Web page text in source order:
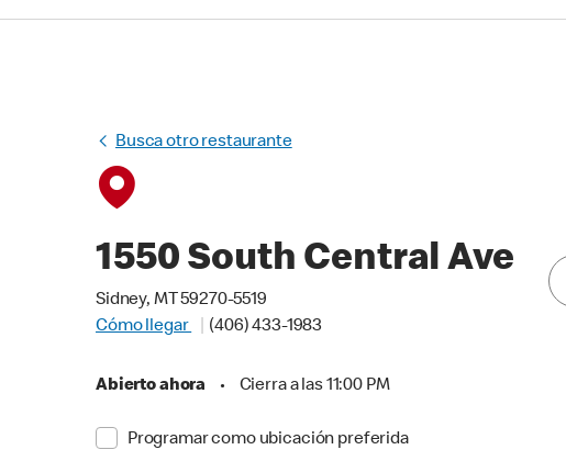
Busca otro restaurante
1550 South Central Ave
Sidney, MT 59270-5519
Cómo llegar
(406) 433-1983
Abierto ahora • Cierra a las 11:00 PM
Programar como ubicación preferida